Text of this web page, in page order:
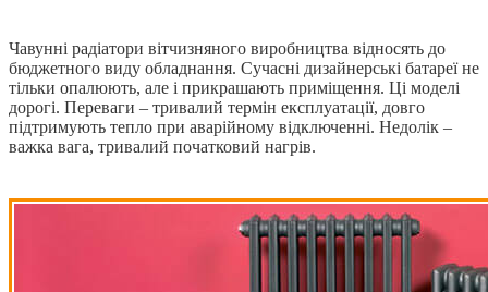
Чавунні радіатори вітчизняного виробництва відносять до
бюджетного виду обладнання. Сучасні дизайнерські батареї не
тільки опалюють, але і прикрашають приміщення. Ці моделі
дорогі. Переваги – тривалий термін експлуатації, довго
підтримують тепло при аварійному відключенні. Недолік –
важка вага, тривалий початковий нагрів.